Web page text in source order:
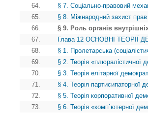
64.
§ 7. Соціально-правовий
65.
§ 8. Міжнародний захист
66.
§ 9. Роль органів
67.
Глава 12 ОСНОВНІ ТЕОРІЇ
68.
§ 1. Пролетарська
69.
§ 2. Теорія «плюралістичної
70.
§ 3. Теорія елітарної
71.
§ 4. Теорія партисипаторної
72.
§ 5. Теорія корпоративної
73.
§ 6. Теорія «комп`ютерної